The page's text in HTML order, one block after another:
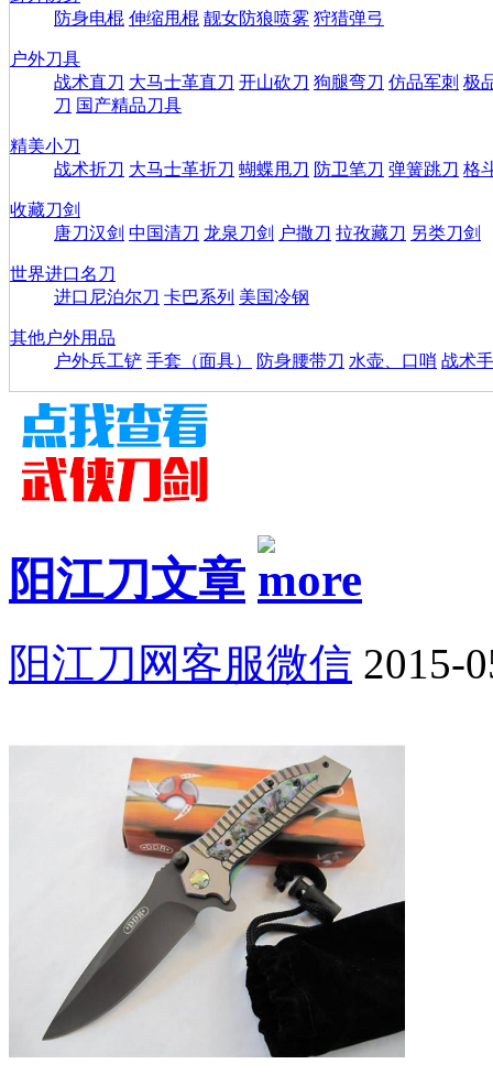
防身电棍 伸缩甩棍 靓女防狼喷雾 狩猎弹弓
户外刀具
战术直刀 大马士革直刀 开山砍刀 狗腿弯刀 仿品军刺 极
刀 国产精品刀具
精美小刀
战术折刀 大马士革折刀 蝴蝶甩刀 防卫笔刀 弹簧跳刀 格
收藏刀剑
唐刀汉剑 中国清刀 龙泉刀剑 户撒刀 拉孜藏刀 另类刀剑
世界进口名刀
进口尼泊尔刀 卡巴系列 美国冷钢
其他户外用品
户外兵工铲 手套（面具） 防身腰带刀 水壶、口哨 战术
阳江刀文章
阳江刀网客服微信 2015-